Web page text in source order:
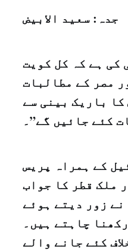
جدہ: سعيد الابيض
کی ہے کہ کل کویت
مصر کے مطالبات
باریک بینی سے
کئے جائیں گے”۔
کے ہمراہ پریس
ملک قطر کا جواب
زور دیتے ہوئے
چاہتے ہیں۔
کئے جانے والے